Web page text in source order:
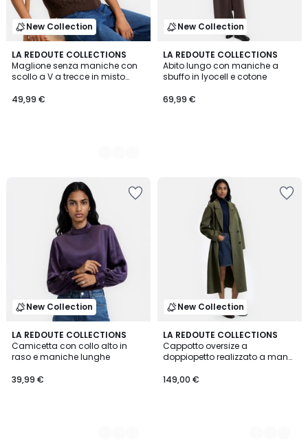
New Collection
LA REDOUTE COLLECTIONS
Maglione senza maniche con
scollo a V a trecce in misto
49,99 €
2
Colori
New Collection
LA REDOUTE COLLECTIONS
Abito lungo con maniche a
sbuffo in lyocell e cotone
69,99 €
New Collection
LA REDOUTE COLLECTIONS
Camicetta con collo alto in
raso e maniche lunghe
39,99 €
2
Colori
New Collection
LA REDOUTE COLLECTIONS
Cappotto oversize a
doppiopetto realizzato a mano
149,00 €
4
Colori